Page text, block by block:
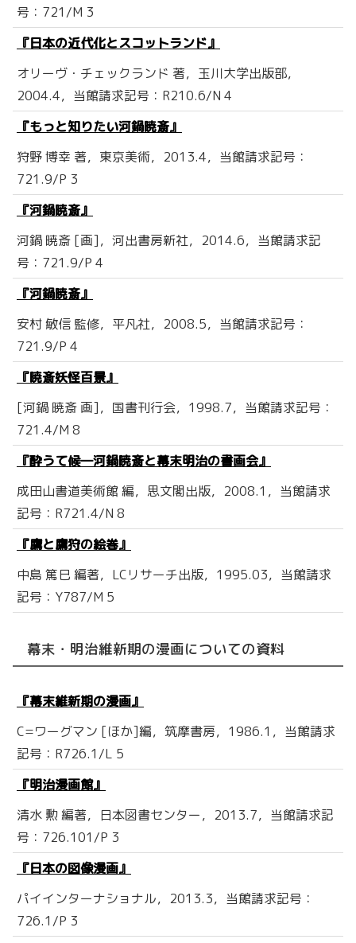
号：721/M 3
『日本の近代化とスコットランド』
オリーヴ・チェックランド 著，玉川大学出版部，
2004.4，当館請求記号：R210.6/N 4
『もっと知りたい河鍋暁斎』
狩野 博幸 著，東京美術，2013.4，当館請求記号：
721.9/P 3
『河鍋暁斎』
河鍋 暁斎 [画]，河出書房新社，2014.6，当館請求記
号：721.9/P 4
『河鍋暁斎』
安村 敏信 監修，平凡社，2008.5，当館請求記号：
721.9/P 4
『暁斎妖怪百景』
[河鍋 暁斎 画]，国書刊行会，1998.7，当館請求記号：
721.4/M 8
『酔うて候―河鍋暁斎と幕末明治の書画会』
成田山書道美術館 編，思文閣出版，2008.1，当館請求
記号：R721.4/N 8
『鷹と鷹狩の絵巻』
中島 篤巳 編著，LCリサーチ出版，1995.03，当館請求
記号：Y787/M 5
幕末・明治維新期の漫画についての資料
『幕末維新期の漫画』
C=ワーグマン [ほか]編，筑摩書房，1986.1，当館請求
記号：R726.1/L 5
『明治漫画館』
清水 勲 編著，日本図書センター，2013.7，当館請求記
号：726.101/P 3
『日本の図像漫画』
パイインターナショナル，2013.3，当館請求記号：
726.1/P 3